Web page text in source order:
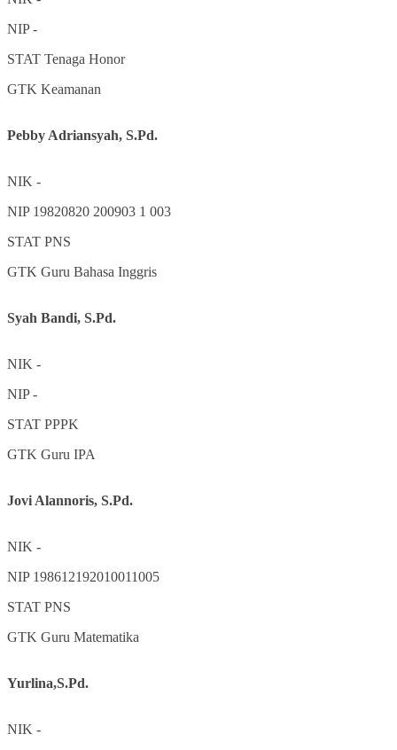
NIP-
STAT Tenaga Honor
GTK Keamanan
Pebby Adriansyah, S.Pd.
NIK -
NIP 19820820 200903 1 003
STAT PNS
GTK Guru Bahasa Inggris
Syah Bandi, S.Pd.
NIK -
NIP-
STAT PPPK
GTK Guru IPA
Jovi Alannoris, S.Pd.
NIK -
NIP 198612192010011005
STAT PNS
GTK Guru Matematika
Yurlina,S.Pd.
NIK -